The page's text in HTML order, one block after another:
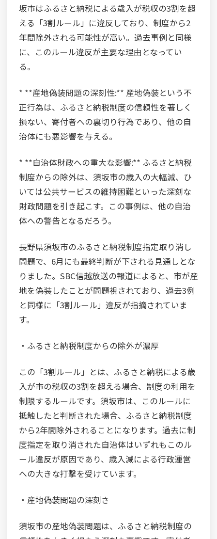
坂市はふるさと納税による歳入が税収の3割を超
える「3割ルール」に違反しており、制度から2
年間除外される可能性が高い。過去事例と同様
に、このルール違反が主要な理由となってい
る。
* **産地偽装問題の深刻性:** 産地偽装という不
正行為は、ふるさと納税制度の信頼性を著しく
損ない、寄付者への裏切り行為であり、他の自
治体にも悪影響を与える。
* **自治体財政への重大な影響:** ふるさと納税
制度からの除外は、須坂市の歳入の大幅減、ひ
いては公共サービスの維持困難といった深刻な
財政問題を引き起こす。この事例は、他の自治
体への警告となるだろう。
長野県須坂市のふるさと納税制度指定取り消し
問題で、6月にも最終判断が下される見通しとな
りました。SBC信越放送の報道によると、市が産
地を偽装したことが問題視されており、過去3例
と同様に「3割ルール」違反が指摘されていま
す。
・ふるさと納税制度からの除外が濃厚
この「3割ルール」とは、ふるさと納税による歳
入が市の税収の3割を超える場合、制度の利用を
制限するルールです。須坂市は、このルールに
抵触したと判断された場合、ふるさと納税制度
から2年間除外されることになります。過去に制
度指定を取り消された自治体はいずれもこのル
ール違反が原因であり、歳入減による行政運営
への大きな打撃を受けています。
・産地偽装問題の深刻さ
須坂市の産地偽装問題は、ふるさと納税制度の